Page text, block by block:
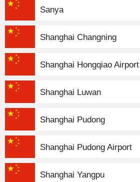
Sanya
Shanghai Changning
Shanghai Hongqiao Airport
Shanghai Luwan
Shanghai Pudong
Shanghai Pudong Airport
Shanghai Yangpu